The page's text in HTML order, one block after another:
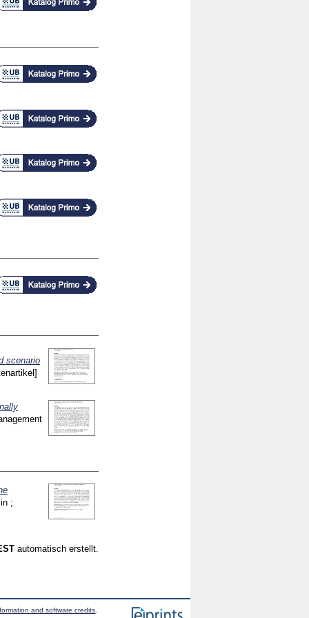
scenario
;
automatisch erstellt.
and software credits